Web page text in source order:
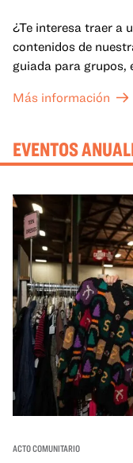
¿Te interesa traer a
contenidos de
guiada para grupos,
mejor lo que se
Más información
EVENTOS
ACTO COMUNITARIO